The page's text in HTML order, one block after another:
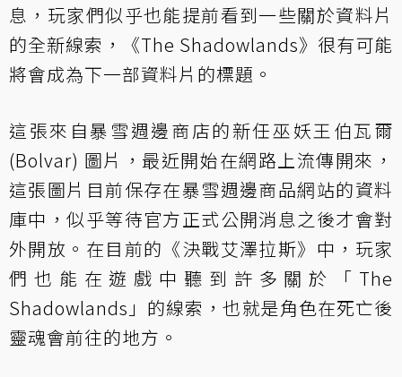
息，玩家們似乎也能提前看到一些關於資料片
的全新線索，《The Shadowlands》很有可能
將會成為下一部資料片的標題。
這張來自暴雪週邊商店的新任巫妖王伯瓦爾
(Bolvar) 圖片，最近開始在網路上流傳開來，
這張圖片目前保存在暴雪週邊商品網站的資料
庫中，似乎等待官方正式公開消息之後才會對
外開放。在目前的《決戰艾澤拉斯》中，玩家
們也能在遊戲中聽到許多關於「The
Shadowlands」的線索，也就是角色在死亡後
靈魂會前往的地方。